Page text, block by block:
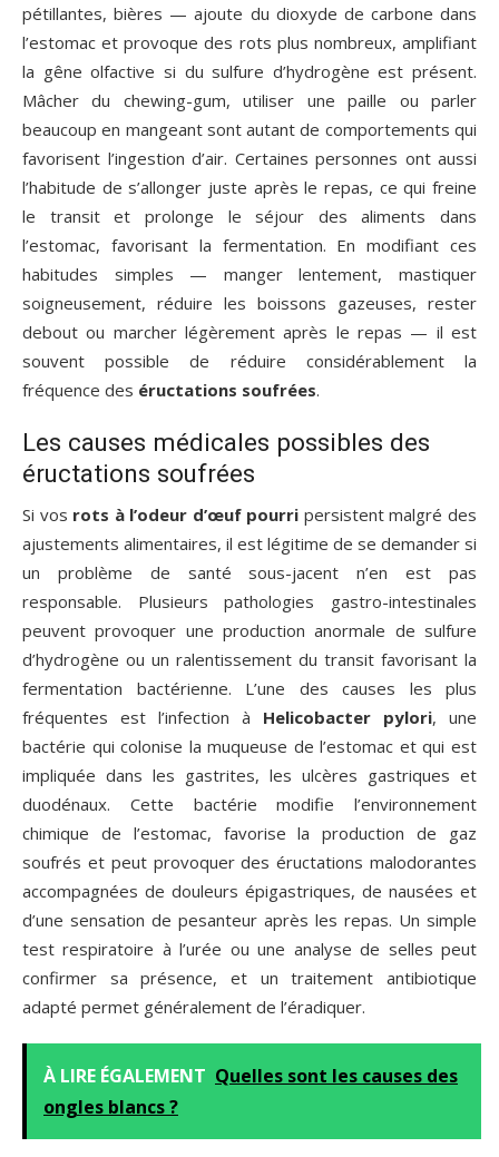
pétillantes, bières — ajoute du dioxyde de carbone dans
l’estomac et provoque des rots plus nombreux, amplifiant
la gêne olfactive si du sulfure d’hydrogène est présent.
Mâcher du chewing-gum, utiliser une paille ou parler
beaucoup en mangeant sont autant de comportements qui
favorisent l’ingestion d’air. Certaines personnes ont aussi
l’habitude de s’allonger juste après le repas, ce qui freine
le transit et prolonge le séjour des aliments dans
l’estomac, favorisant la fermentation. En modifiant ces
habitudes simples — manger lentement, mastiquer
soigneusement, réduire les boissons gazeuses, rester
debout ou marcher légèrement après le repas — il est
souvent possible de réduire considérablement la
fréquence des éructations soufrées.
Les causes médicales possibles des
éructations soufrées
Si vos rots à l’odeur d’œuf pourri persistent malgré des
ajustements alimentaires, il est légitime de se demander si
un problème de santé sous-jacent n’en est pas
responsable. Plusieurs pathologies gastro-intestinales
peuvent provoquer une production anormale de sulfure
d’hydrogène ou un ralentissement du transit favorisant la
fermentation bactérienne. L’une des causes les plus
fréquentes est l’infection à Helicobacter pylori, une
bactérie qui colonise la muqueuse de l’estomac et qui est
impliquée dans les gastrites, les ulcères gastriques et
duodénaux. Cette bactérie modifie l’environnement
chimique de l’estomac, favorise la production de gaz
soufrés et peut provoquer des éructations malodorantes
accompagnées de douleurs épigastriques, de nausées et
d’une sensation de pesanteur après les repas. Un simple
test respiratoire à l’urée ou une analyse de selles peut
confirmer sa présence, et un traitement antibiotique
adapté permet généralement de l’éradiquer.
À LIRE ÉGALEMENT Quelles sont les causes des
ongles blancs ?